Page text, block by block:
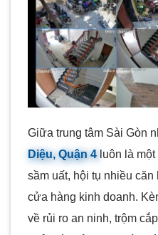
Giữa trung tâm Sài Gòn
Diệu, Quận 4 luôn là
sầm uất, hội tụ nhiều
cửa hàng kinh doanh.
về rủi ro an ninh, trộm